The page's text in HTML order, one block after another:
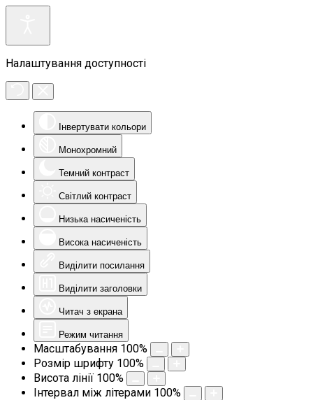
Налаштування доступності
Інвертувати кольори
Монохромний
Темний контраст
Світлий контраст
Низька насиченість
Висока насиченість
Виділити посилання
Виділити заголовки
Читач з екрана
Режим читання
Масштабування 100%
Розмір шрифту 100%
Висота лінії 100%
Інтервал між літерами 100%